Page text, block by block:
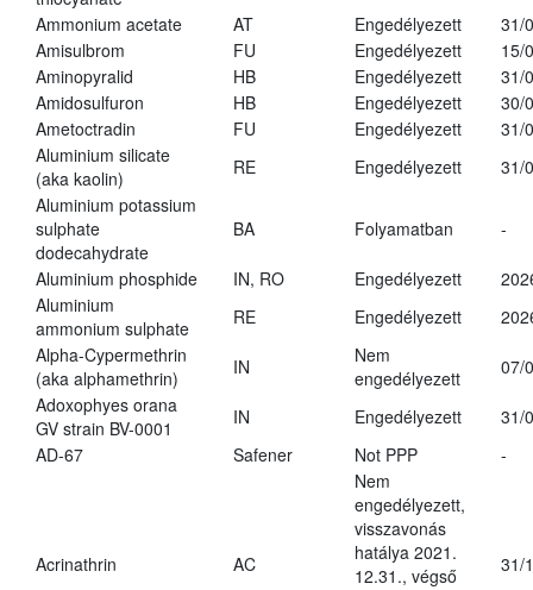
Ammonium acetate
AT Engedélyezett
31/
Amisulbrom
FU Engedélyezett
15/
Aminopyralid
HB Engedélyezett
31/
Amidosulfuron
HB Engedélyezett
30/
Ametoctradin
FU Engedélyezett
31/
Aluminium silicate
(aka kaolin)
RE Engedélyezett
31/
Aluminium potassium
sulphate
dodecahydrate
BA Folyamatban -
Aluminium phosphide IN, RO Engedélyezett
Aluminium
ammonium sulphate
RE Engedélyezett
Alpha-Cypermethrin
(aka alphamethrin)
IN
Nem
engedélyezett
07/
Adoxophyes orana
GV strain BV-0001
IN Engedélyezett
31/
AD-67
Safener Not PPP -
Acrinathrin AC
Nem
engedélyezett,
visszavonás
hatálya 2021.
12.31., végső
31/